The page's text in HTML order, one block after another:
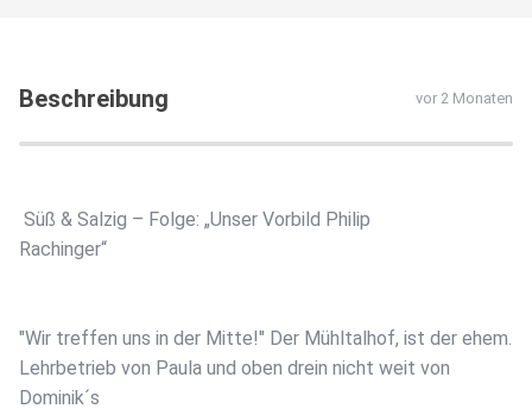
Beschreibung vor 2 Monaten
️ Süß & Salzig – Folge: „Unser Vorbild Philip
Rachinger“
"Wir treffen uns in der Mitte!" Der Mühltalhof, ist der ehem.
Lehrbetrieb von Paula und oben drein nicht weit von
Dominik´s